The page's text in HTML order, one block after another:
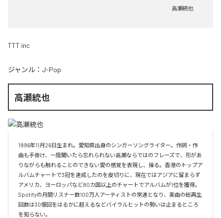
高瀬統也
TTT inc
ジャンル： J-Pop
高瀬統也
1996年11月26日生まれ。愛知県出身のシンガーソングライター。作詞・作
曲も手掛け、一度聞いたら忘れられない高瀬ならではのフレーズで、形があ
りながらも触れることのできない愛の感覚を表現し、操る。香港のトップア
ルバムチャートで3冠を達成したのを皮切りに、現在ではアジアに留まらず
アメリカ、ヨーロッパなど80カ国以上のチャートでアルバムが1位を獲得。
Spotifyの月間リスナー数100万人アーティストの常連となり、楽曲の総再生
回数は30億回をはるかに超えるなどバイラルヒットの勢いは止まるところ
を知らない。